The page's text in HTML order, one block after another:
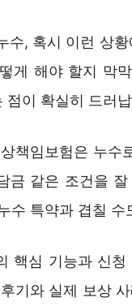
수, 혹시 이런 상
게 해야 할지 막
점이 확실히 드러
책임보험은 누
금 같은 조건을
수 특약과 겹칠
핵심 기능과 신
기와 실제 보상